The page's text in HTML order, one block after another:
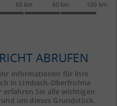
60 km 80 km 100 km
ABRUFEN
Informationen für Ihre
in Limbach-Oberfrohna
erfahren Sie alle wichtigen
um dieses Grundstück.